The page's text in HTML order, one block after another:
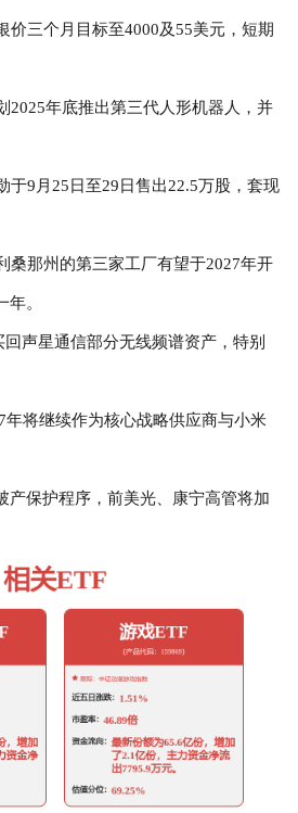
三个月目标至4000及55美元，短期
年底推出第三代人形机器人，并
9月25日至29日售出22.5万股，套现
那州的第三家工厂有望于2027年开
。
声星通信部分无线频谱资产，特别
将继续作为核心战略供应商与小米
保护程序，前美光、康宁高管将加